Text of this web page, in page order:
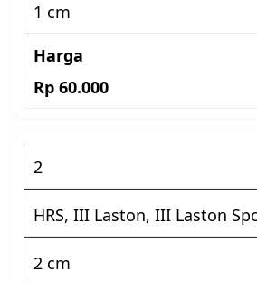
1 cm
Rp 60.000
2
HRS, III Laston, III Laston
2 cm